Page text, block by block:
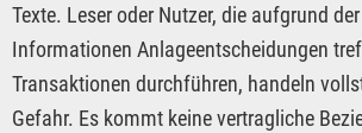
Texte. Leser oder Nutzer, die aufgrund
Informationen Anlageentscheidungen
Transaktionen durchführen, handeln
Gefahr. Es kommt keine vertragliche